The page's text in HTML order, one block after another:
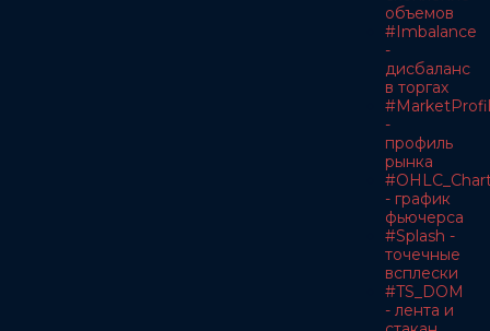
объемов
#Imbalance
-
дисбаланс
в торгах
-
профиль
рынка
- график
фьючерса
#Splash -
точечные
всплески
#TS_DOM
- лента и